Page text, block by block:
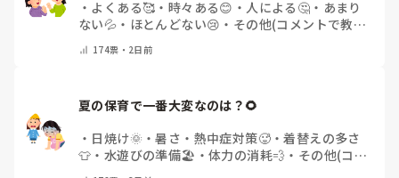
・ よくある🥰 ・ 時々ある😊 ・ 人による🤔 ・ あまり
ない💦 ・ ほとんどない😢 ・ その他(コメントで教え
174票・ 2日前
夏の保育で一番大変なのは？🌻
・ 日焼け🌞 ・暑さ・熱中症対策🥵・着替えの多さ
👕 ・ 水遊びの準備🏖️ ・ 体力の消耗💨 ・ その他(コメ